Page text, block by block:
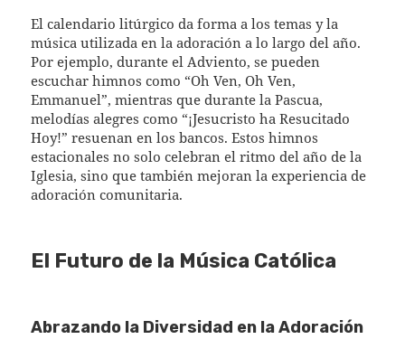
El calendario litúrgico da forma a los temas y la
música utilizada en la adoración a lo largo del año.
Por ejemplo, durante el Adviento, se pueden
escuchar himnos como “Oh Ven, Oh Ven,
Emmanuel”, mientras que durante la Pascua,
melodías alegres como “¡Jesucristo ha Resucitado
Hoy!” resuenan en los bancos. Estos himnos
estacionales no solo celebran el ritmo del año de la
Iglesia, sino que también mejoran la experiencia de
adoración comunitaria.
El Futuro de la Música Católica
Abrazando la Diversidad en la Adoración